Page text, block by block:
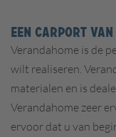
EEN CARPORT
Verandahome is de
wilt realiseren.
materialen en is
Verandahome zeer
ervoor dat u van